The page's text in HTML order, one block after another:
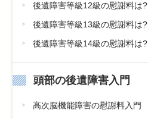
後遺障害等級12級の慰謝料は?
後遺障害等級13級の慰謝料は?
後遺障害等級14級の慰謝料は?
頭部の後遺障害入門
高次脳機能障害の慰謝料入門